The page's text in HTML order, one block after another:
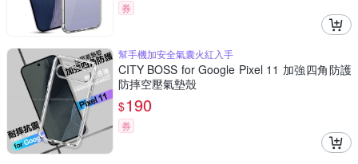
券
幫手機加安全氣囊火紅入手
CITY BOSS for Google Pixel 11 加強四角防護
防摔空壓氣墊殼
$190
券